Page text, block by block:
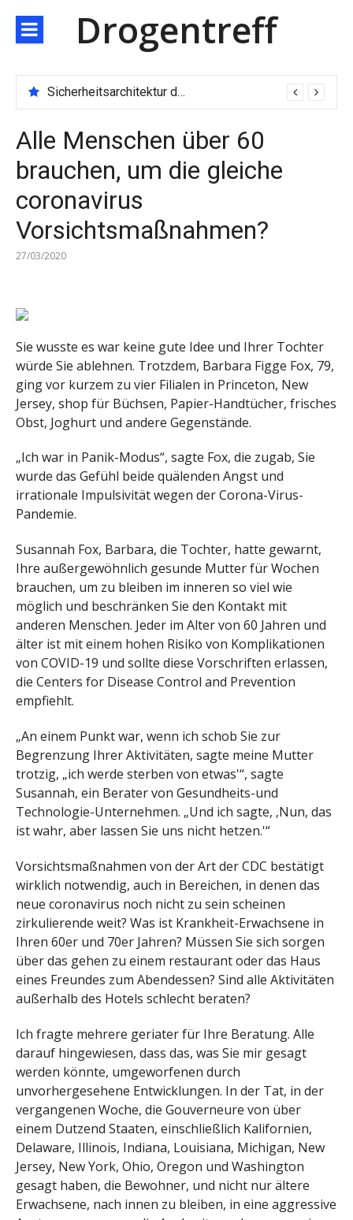
zum
Inhalt
Drogentreff
Sicherheitsarchitektur der nächsten Generation: JARXE kombiniert Multi-Wallet und MPC als Schutzschild für digitales Vertrauen
Alle Menschen über 60
brauchen, um die gleiche
coronavirus
Vorsichtsmaßnahmen?
27/03/2020
Sie wusste es war keine gute Idee und Ihrer Tochter
würde Sie ablehnen. Trotzdem, Barbara Figge Fox, 79,
ging vor kurzem zu vier Filialen in Princeton, New
Jersey, shop für Büchsen, Papier-Handtücher, frisches
Obst, Joghurt und andere Gegenstände.
„Ich war in Panik-Modus“, sagte Fox, die zugab, Sie
wurde das Gefühl beide quälenden Angst und
irrationale Impulsivität wegen der Corona-Virus-
Pandemie.
Susannah Fox, Barbara, die Tochter, hatte gewarnt,
Ihre außergewöhnlich gesunde Mutter für Wochen
brauchen, um zu bleiben im inneren so viel wie
möglich und beschränken Sie den Kontakt mit
anderen Menschen. Jeder im Alter von 60 Jahren und
älter ist mit einem hohen Risiko von Komplikationen
von COVID-19 und sollte diese Vorschriften erlassen,
die Centers for Disease Control and Prevention
empfiehlt.
„An einem Punkt war, wenn ich schob Sie zur
Begrenzung Ihrer Aktivitäten, sagte meine Mutter
trotzig, „ich werde sterben von etwas'“, sagte
Susannah, ein Berater von Gesundheits-und
Technologie-Unternehmen. „Und ich sagte, ‚Nun, das
ist wahr, aber lassen Sie uns nicht hetzen.'“
Vorsichtsmaßnahmen von der Art der CDC bestätigt
wirklich notwendig, auch in Bereichen, in denen das
neue coronavirus noch nicht zu sein scheinen
zirkulierende weit? Was ist Krankheit-Erwachsene in
Ihren 60er und 70er Jahren? Müssen Sie sich sorgen
über das gehen zu einem restaurant oder das Haus
eines Freundes zum Abendessen? Sind alle Aktivitäten
außerhalb des Hotels schlecht beraten?
Ich fragte mehrere geriater für Ihre Beratung. Alle
darauf hingewiesen, dass das, was Sie mir gesagt
werden könnte, umgeworfenen durch
unvorhergesehene Entwicklungen. In der Tat, in der
vergangenen Woche, die Gouverneure von über
einem Dutzend Staaten, einschließlich Kalifornien,
Delaware, Illinois, Indiana, Louisiana, Michigan, New
Jersey, New York, Ohio, Oregon und Washington
gesagt haben, die Bewohner, und nicht nur ältere
Erwachsene, nach innen zu bleiben, in eine aggressive